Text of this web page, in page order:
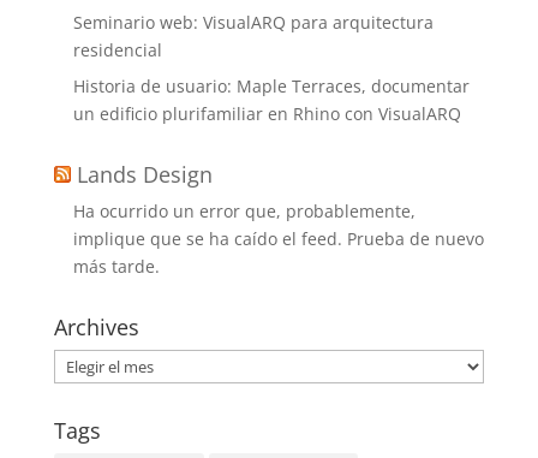
Seminario web: VisualARQ para arquitectura
residencial
Historia de usuario: Maple Terraces, documentar
un edificio plurifamiliar en Rhino con VisualARQ
Lands Design
Ha ocurrido un error que, probablemente,
implique que se ha caído el feed. Prueba de nuevo
más tarde.
Archives
Archives
Tags